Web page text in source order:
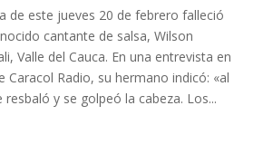
de este jueves 20 de febrero falleció
cantante de salsa, Wilson
Valle del Cauca. En una entrevista en
Caracol Radio, su hermano indicó: «al
resbaló y se golpeó la cabeza. Los...